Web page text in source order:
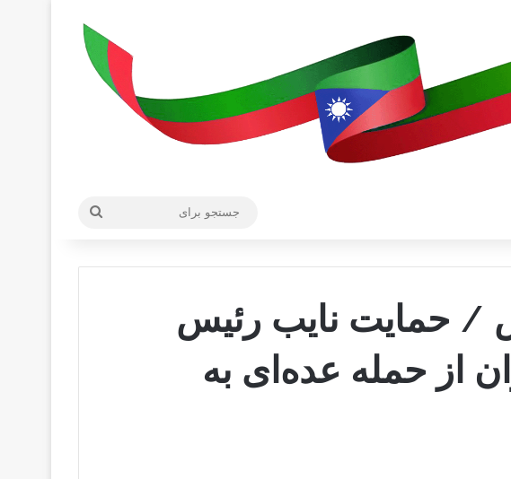
/ حمایت نایب رئیس
از حمله عده‌ای به